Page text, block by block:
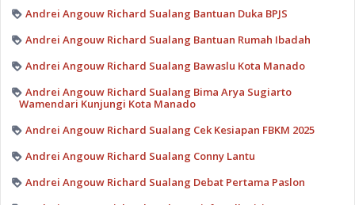
Andrei Angouw Richard Sualang Bantuan Duka BPJS
Andrei Angouw Richard Sualang Bantuan Rumah Ibadah
Andrei Angouw Richard Sualang Bawaslu Kota Manado
Andrei Angouw Richard Sualang Bima Arya Sugiarto
Wamendari Kunjungi Kota Manado
Andrei Angouw Richard Sualang Cek Kesiapan FBKM 2025
Andrei Angouw Richard Sualang Conny Lantu
Andrei Angouw Richard Sualang Debat Pertama Paslon